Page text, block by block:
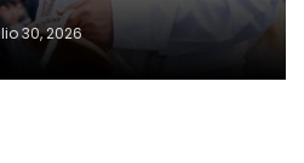
30, 2026